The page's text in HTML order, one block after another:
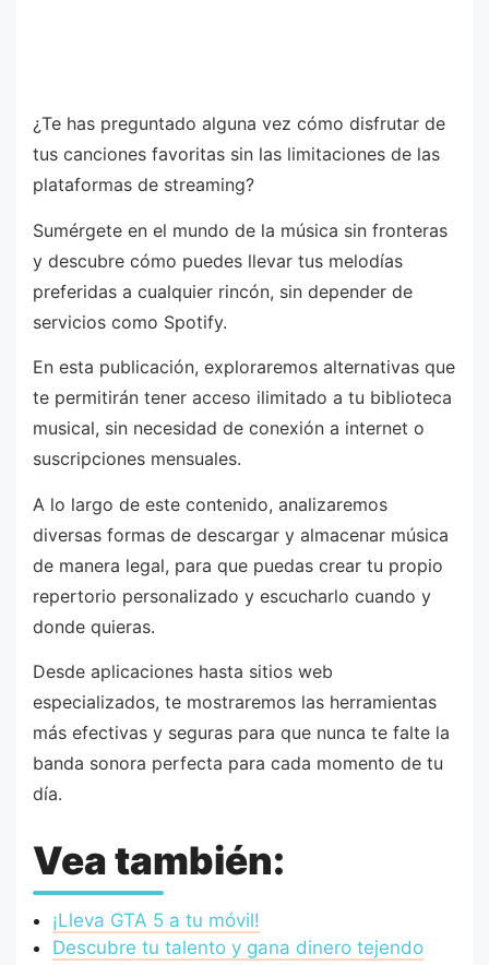
¿Te has preguntado alguna vez cómo disfrutar de
tus canciones favoritas sin las limitaciones de las
plataformas de streaming?
Sumérgete en el mundo de la música sin fronteras
y descubre cómo puedes llevar tus melodías
preferidas a cualquier rincón, sin depender de
servicios como Spotify.
En esta publicación, exploraremos alternativas que
te permitirán tener acceso ilimitado a tu biblioteca
musical, sin necesidad de conexión a internet o
suscripciones mensuales.
A lo largo de este contenido, analizaremos
diversas formas de descargar y almacenar música
de manera legal, para que puedas crear tu propio
repertorio personalizado y escucharlo cuando y
donde quieras.
Desde aplicaciones hasta sitios web
especializados, te mostraremos las herramientas
más efectivas y seguras para que nunca te falte la
banda sonora perfecta para cada momento de tu
día.
Vea también:
¡Lleva GTA 5 a tu móvil!
Descubre tu talento y gana dinero tejendo